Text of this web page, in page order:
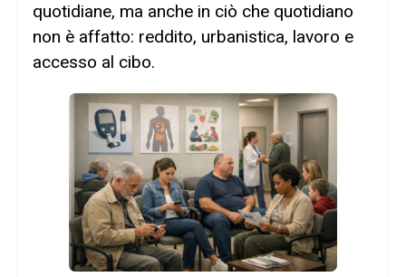
quotidiane, ma anche in ciò che quotidiano
non è affatto: reddito, urbanistica, lavoro e
accesso al cibo.